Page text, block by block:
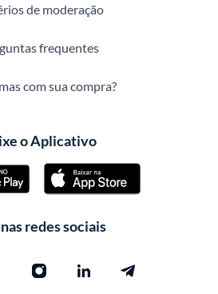
de moderação
frequentes
com sua compra?
o Aplicativo
redes sociais